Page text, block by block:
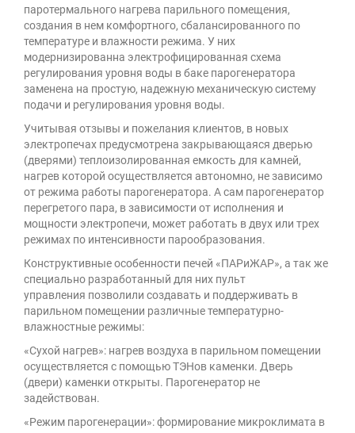
паротермального нагрева парильного помещения,
создания в нем комфортного, сбалансированного по
температуре и влажности режима. У них
модернизированна электрофицированная схема
регулирования уровня воды в баке парогенератора
заменена на простую, надежную механическую систему
подачи и регулирования уровня воды.
Учитывая отзывы и пожелания клиентов, в новых
электропечах предусмотрена закрывающаяся дверью
(дверями) теплоизолированная емкость для камней,
нагрев которой осуществляется автономно, не зависимо
от режима работы парогенератора. А сам парогенератор
перегретого пара, в зависимости от исполнения и
мощности электропечи, может работать в двух или трех
режимах по интенсивности парообразования.
Конструктивные особенности печей «ПАРиЖАР», а так же
специально разработанный для них пульт
управления позволили создавать и поддерживать в
парильном помещении различные температурно-
влажностные режимы:
«Сухой нагрев»: нагрев воздуха в парильном помещении
осуществляется с помощью ТЭНов каменки. Дверь
(двери) каменки открыты. Парогенератор не
задействован.
«Режим парогенерации»: формирование микроклимата в